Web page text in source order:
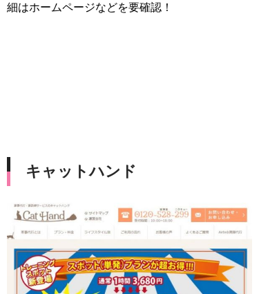
細はホームページなどを要確認！
キャットハンド